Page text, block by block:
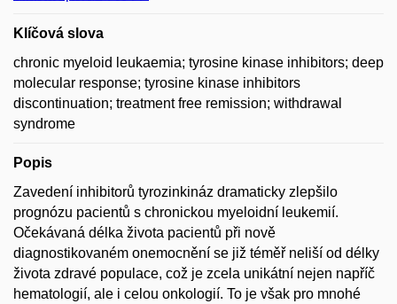
Klíčová slova
chronic myeloid leukaemia; tyrosine kinase inhibitors; deep
molecular response; tyrosine kinase inhibitors
discontinuation; treatment free remission; withdrawal
syndrome
Popis
Zavedení inhibitorů tyrozinkináz dramaticky zlepšilo
prognózu pacientů s chronickou myeloidní leukemií.
Očekávaná délka života pacientů při nově
diagnostikovaném onemocnění se již téměř neliší od délky
života zdravé populace, což je zcela unikátní nejen napříč
hematologií, ale i celou onkologií. To je však pro mnohé